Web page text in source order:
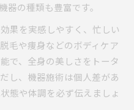
器の種類も豊富です。
果を実感しやすく、忙しい
毛や痩身などのボディケア
で、全身の美しさをトータ
し、機器施術は個人差があ
態や体調を必ず伝えましょ